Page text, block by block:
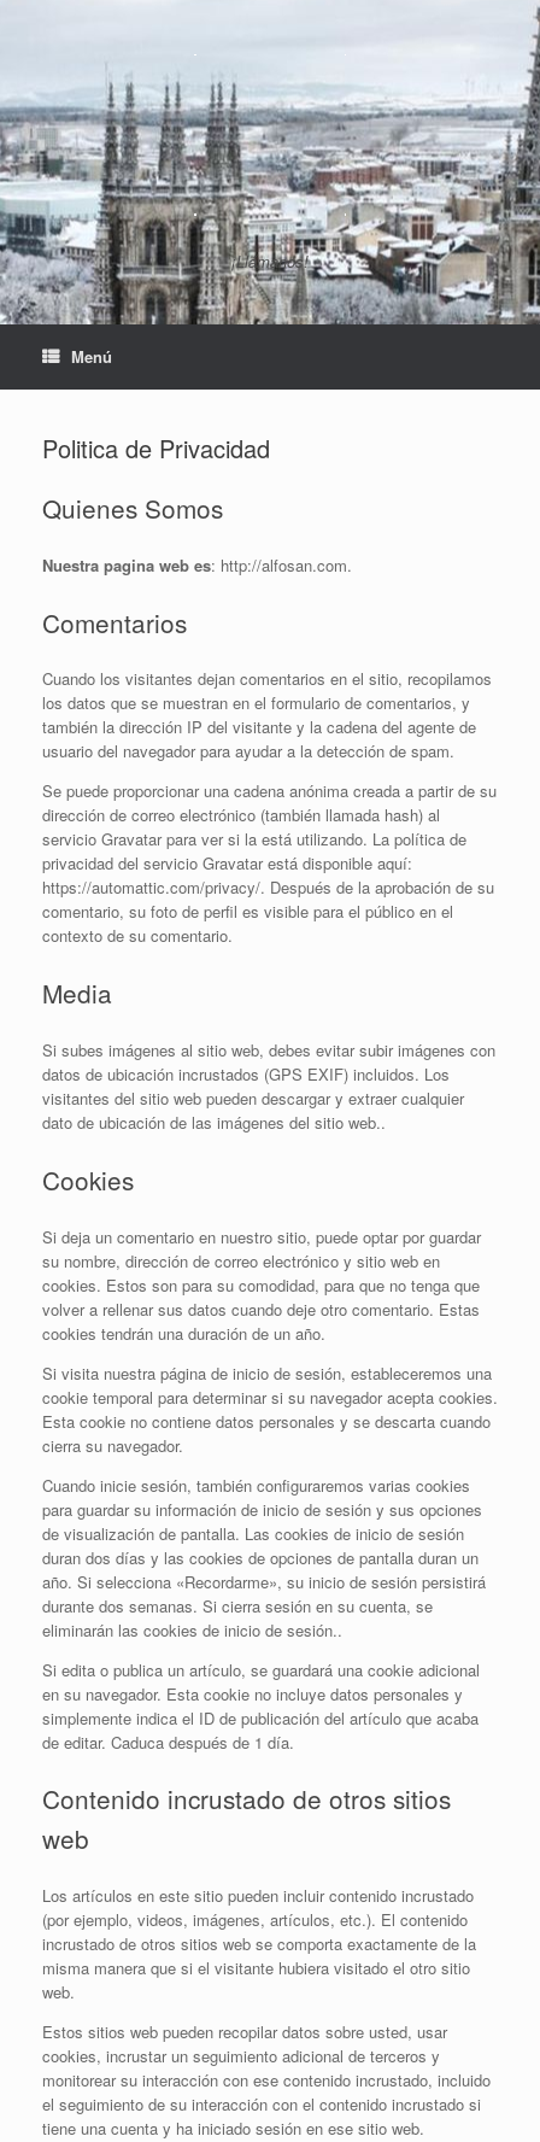
¡Llámanos!
Menú
Politica de Privacidad
Quienes Somos
Nuestra pagina web es: http://alfosan.com.
Comentarios
Cuando los visitantes dejan comentarios en el sitio, recopilamos
los datos que se muestran en el formulario de comentarios, y
también la dirección IP del visitante y la cadena del agente de
usuario del navegador para ayudar a la detección de spam.
Se puede proporcionar una cadena anónima creada a partir de su
dirección de correo electrónico (también llamada hash) al
servicio Gravatar para ver si la está utilizando. La política de
privacidad del servicio Gravatar está disponible aquí:
https://automattic.com/privacy/. Después de la aprobación de su
comentario, su foto de perfil es visible para el público en el
contexto de su comentario.
Media
Si subes imágenes al sitio web, debes evitar subir imágenes con
datos de ubicación incrustados (GPS EXIF) incluidos. Los
visitantes del sitio web pueden descargar y extraer cualquier
dato de ubicación de las imágenes del sitio web..
Cookies
Si deja un comentario en nuestro sitio, puede optar por guardar
su nombre, dirección de correo electrónico y sitio web en
cookies. Estos son para su comodidad, para que no tenga que
volver a rellenar sus datos cuando deje otro comentario. Estas
cookies tendrán una duración de un año.
Si visita nuestra página de inicio de sesión, estableceremos una
cookie temporal para determinar si su navegador acepta cookies.
Esta cookie no contiene datos personales y se descarta cuando
cierra su navegador.
Cuando inicie sesión, también configuraremos varias cookies
para guardar su información de inicio de sesión y sus opciones
de visualización de pantalla. Las cookies de inicio de sesión
duran dos días y las cookies de opciones de pantalla duran un
año. Si selecciona «Recordarme», su inicio de sesión persistirá
durante dos semanas. Si cierra sesión en su cuenta, se
eliminarán las cookies de inicio de sesión..
Si edita o publica un artículo, se guardará una cookie adicional
en su navegador. Esta cookie no incluye datos personales y
simplemente indica el ID de publicación del artículo que acaba
de editar. Caduca después de 1 día.
Contenido incrustado de otros sitios
web
Los artículos en este sitio pueden incluir contenido incrustado
(por ejemplo, videos, imágenes, artículos, etc.). El contenido
incrustado de otros sitios web se comporta exactamente de la
misma manera que si el visitante hubiera visitado el otro sitio
web.
Estos sitios web pueden recopilar datos sobre usted, usar
cookies, incrustar un seguimiento adicional de terceros y
monitorear su interacción con ese contenido incrustado, incluido
el seguimiento de su interacción con el contenido incrustado si
tiene una cuenta y ha iniciado sesión en ese sitio web.